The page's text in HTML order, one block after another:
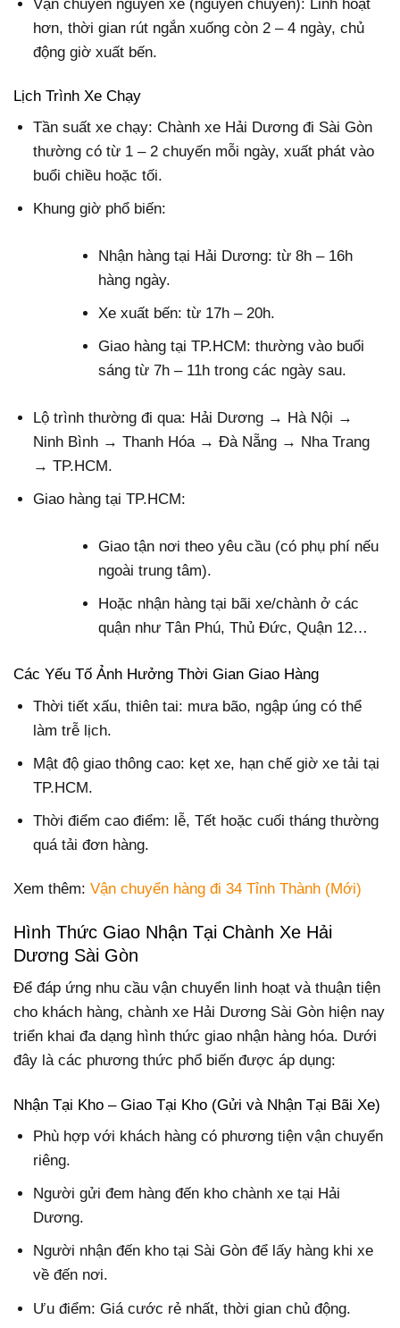
Vận chuyển nguyên xe (nguyên chuyến): Linh hoạt
hơn, thời gian rút ngắn xuống còn 2 – 4 ngày, chủ
động giờ xuất bến.
Lịch Trình Xe Chạy
Tần suất xe chạy: Chành xe Hải Dương đi Sài Gòn
thường có từ 1 – 2 chuyến mỗi ngày, xuất phát vào
buổi chiều hoặc tối.
Khung giờ phổ biến:
Nhận hàng tại Hải Dương: từ8h – 16h
hàng ngày.
Xe xuất bến: từ 17h – 20h.
Giao hàng tại TP.HCM: thường vào buổi
sáng từ7h – 11h trong các ngày sau.
Lộ trình thường đi qua: Hải Dương → Hà Nội →
Ninh Bình → Thanh Hóa → Đà Nẵng → Nha Trang
→ TP.HCM.
Giao hàng tại TP.HCM:
Giao tận nơi theo yêu cầu (có phụ phí nếu
ngoài trung tâm).
Hoặc nhận hàng tại bãi xe/chành ở các
quận như Tân Phú, Thủ Đức, Quận 12…
Các Yếu Tố Ảnh Hưởng Thời Gian Giao Hàng
Thời tiết xấu, thiên tai: mưa bão, ngập úng có thể
làm trễ lịch.
Mật độ giao thông cao: kẹt xe, hạn chế giờ xe tải tại
TP.HCM.
Thời điểm cao điểm: lễ, Tết hoặc cuối tháng thường
quá tải đơn hàng.
Xem thêm: Vận chuyển hàng đi 34 Tỉnh Thành (Mới)
Hình Thức Giao Nhận Tại Chành Xe Hải
Dương Sài Gòn
Để đáp ứng nhu cầu vận chuyển linh hoạt và thuận tiện
cho khách hàng, chành xe Hải Dương Sài Gòn hiện nay
triển khai đa dạng hình thức giao nhận hàng hóa. Dưới
đây là các phương thức phổ biến được áp dụng:
Nhận Tại Kho – Giao Tại Kho (Gửi và Nhận Tại Bãi Xe)
Phù hợp với khách hàng có phương tiện vận chuyển
riêng.
Người gửi đem hàng đến kho chành xe tại Hải
Dương.
Người nhận đến kho tại Sài Gòn để lấy hàng khi xe
về đến nơi.
Ưu điểm: Giá cước rẻ nhất, thời gian chủ động.